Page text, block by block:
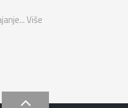
Više